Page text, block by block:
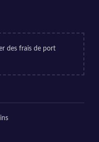
des frais de port